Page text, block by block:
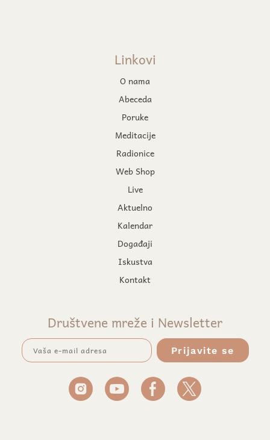
Linkovi
O nama
Abeceda
Poruke
Meditacije
Radionice
Web Shop
Live
Aktuelno
Kalendar
Događaji
Iskustva
Kontakt
Društvene mreže i Newsletter